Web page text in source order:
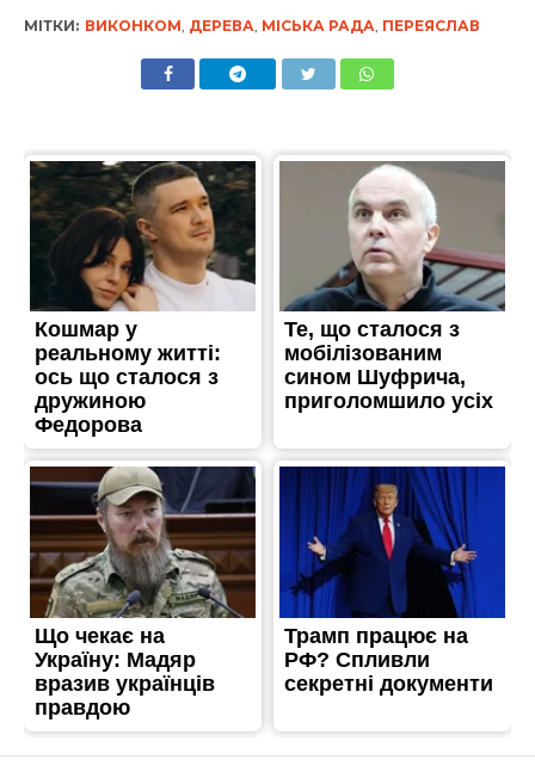
МІТКИ: ВИКОНКОМ, ДЕРЕВА, МІСЬКА РАДА, ПЕРЕЯСЛАВ